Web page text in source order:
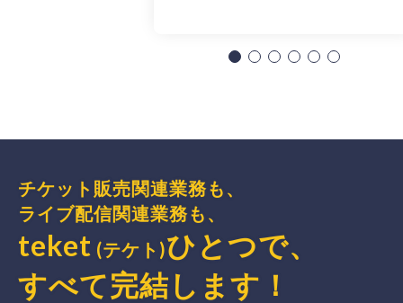
チケット販売関連業務も、
ライブ配信関連業務も、
teket (テケト)ひとつで、
すべて完結 します ！